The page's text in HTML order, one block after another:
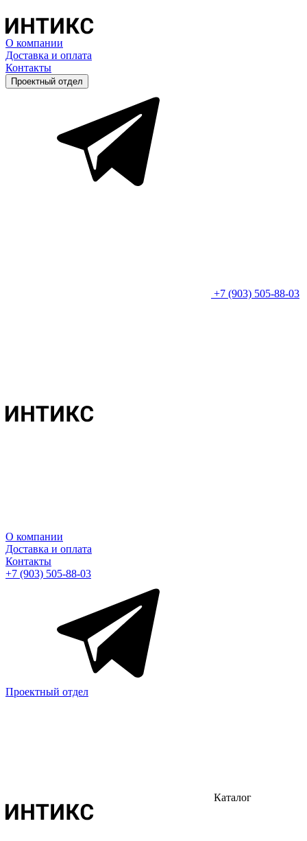
О компании
Доставка и оплата
Контакты
Проектный отдел
+7 (903) 505-88-03
О компании
Доставка и оплата
Контакты
+7 (903) 505-88-03
Проектный отдел
Каталог